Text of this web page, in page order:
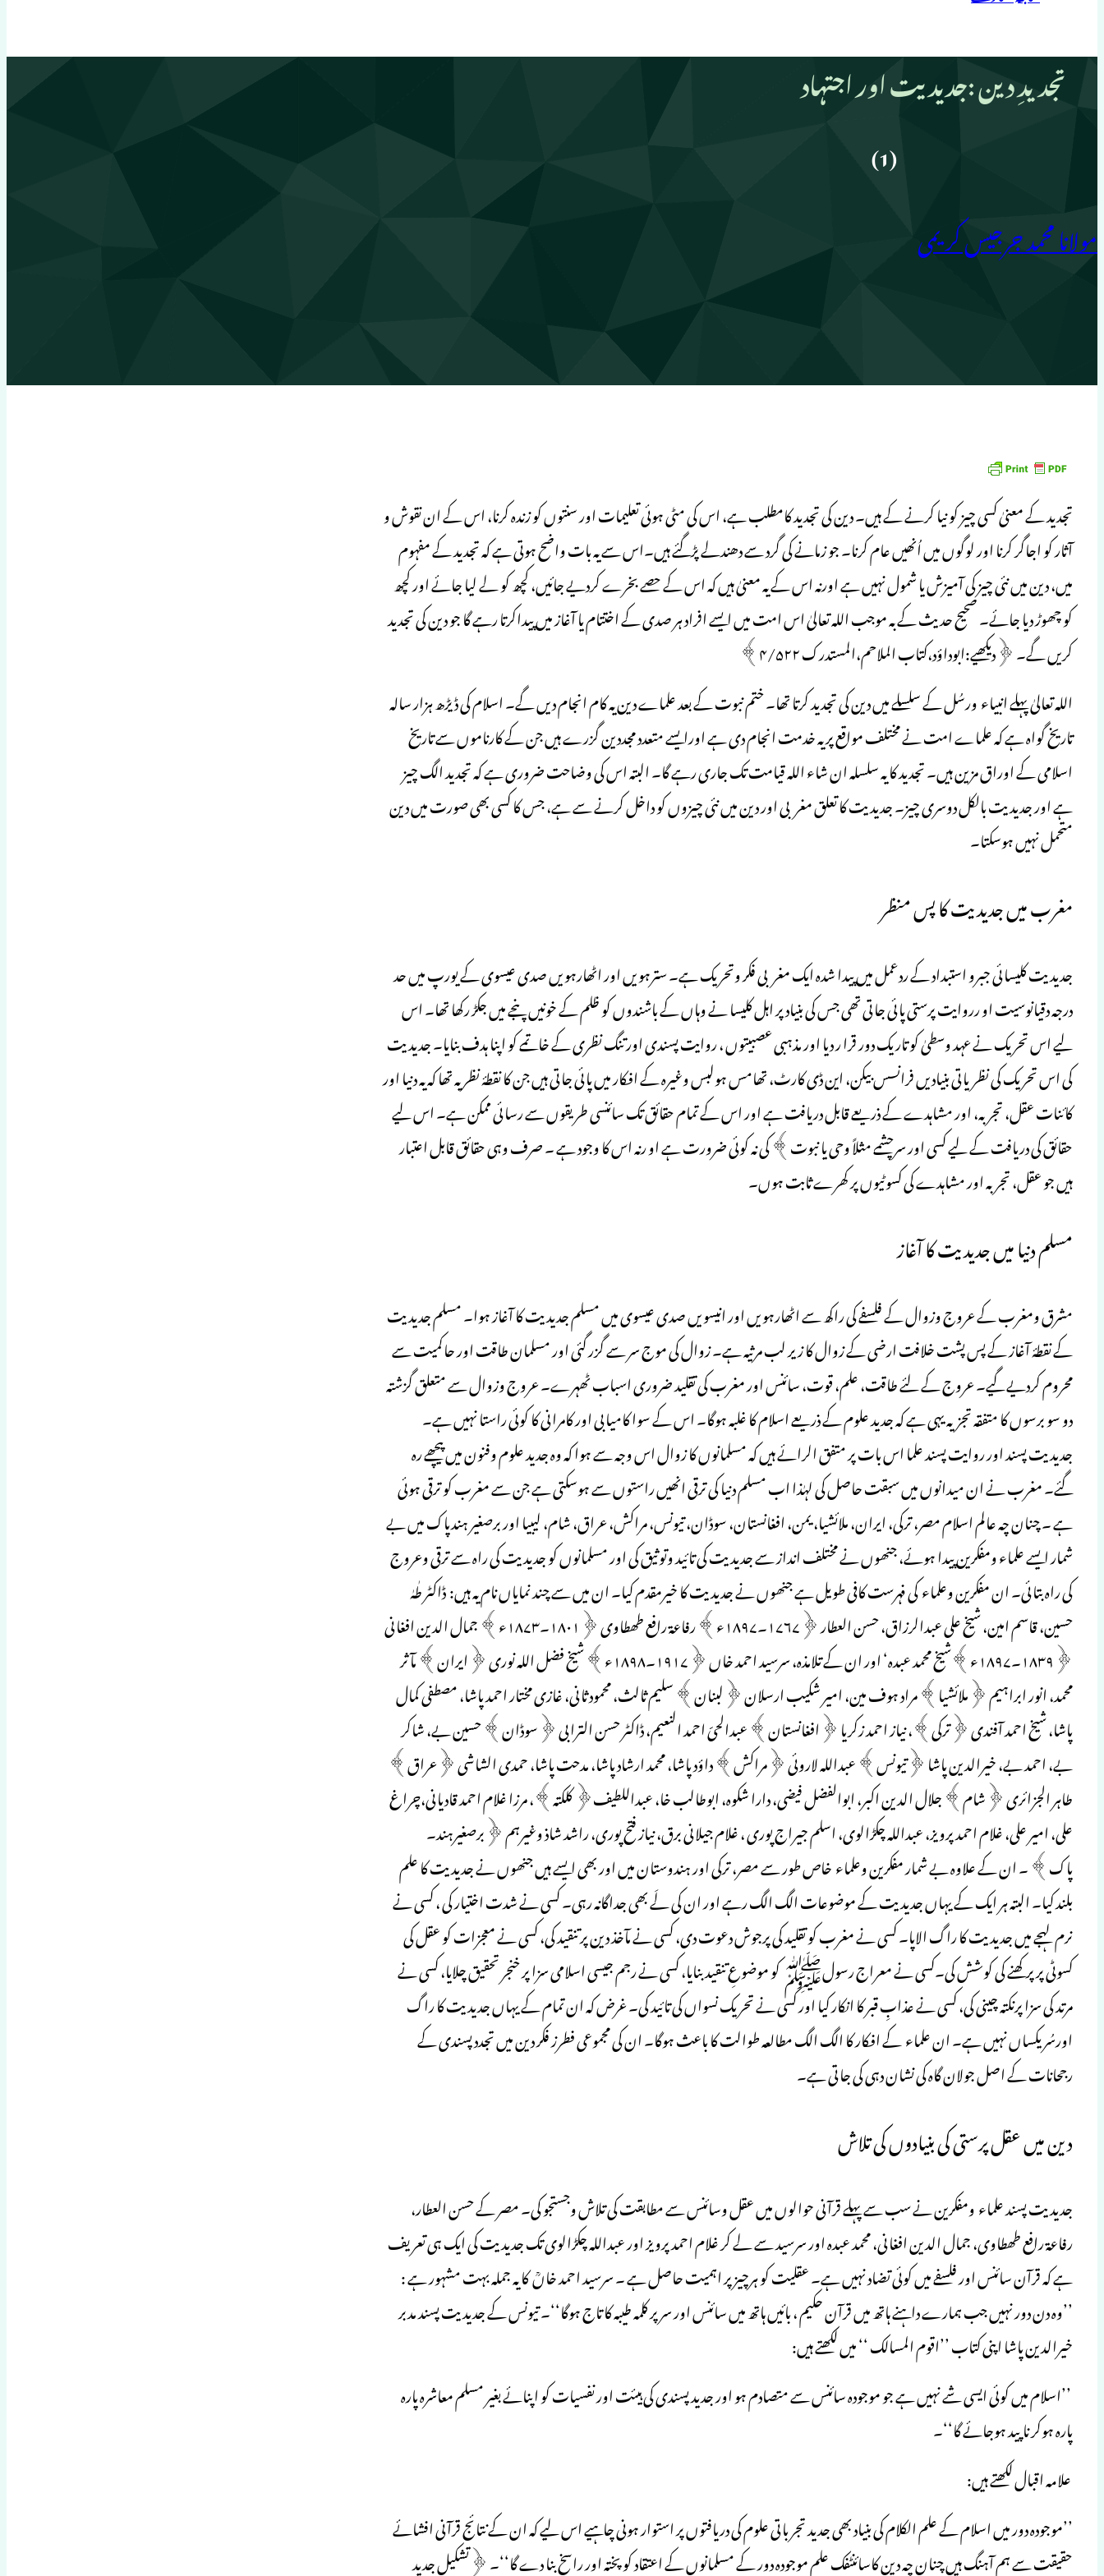
تجدیدِ دین :جدیدیت اور اجتہاد
(1)
مولانا محمد جرجیس کریمی
تجدید کے معنیٰ کسی چیز کو نیا کرنے کے ہیں۔ دین کی تجدید کامطلب ہے، اس کی مٹی ہوئی تعلیمات اور سنتوں کو زندہ کرنا، اس کے ان نقوش و
آثار کو اجاگر کرنا اور لوگوں میں اُنھیں عام کرنا۔ جو زمانے کی گرد سے دھندلے پڑگئے ہیں۔اس سے یہ بات واضح ہوتی ہے کہ تجدید کے مفہوم
میں، دین میں نئی چیز کی آمیزش یا شمول نہیں ہے اورنہ اس کے یہ معنیٰ ہیں کہ اس کے حصے بخرے کردیے جائیں، کچھ کو لے لیا جائے اور کچھ
کو چھوڑ دیا جائے۔ صحیح حدیث کے بہ موجب اللہ تعالیٰ اس امت میں ایسے افراد ہر صدی کے اختتام یا آغاز میں پیداکرتا رہے گا جو دین کی تجدید
کریں گے۔ ﴿دیکھیے:ابوداؤد،کتاب الملاحم،المستدرک ۴/۵۲۲﴾
اللہ تعالیٰ پہلے انبیاء ورسُل کے سلسلے میں دین کی تجدید کرتا تھا۔ ختم نبوت کے بعد علماے دین یہ کام انجام دیں گے۔ اسلام کی ڈیڑھ ہزار سالہ
تاریخ گواہ ہے کہ علماے امت نے مختلف مواقع پر یہ خدمت انجام دی ہے اورایسے متعدد مجددین گزرے ہیں جن کے کارناموں سے تاریخ
اسلامی کے اوراق مزین ہیں۔ تجدید کا یہ سلسلہ ان شاء اللہ قیامت تک جاری رہے گا۔ البتہ اس کی وضاحت ضروری ہے کہ تجدید الگ چیز
ہے اور جدیدیت بالکل دوسری چیز۔ جدیدیت کا تعلق مغربی اور دین میں نئی چیزوں کو داخل کرنے سے ہے، جس کا کسی بھی صورت میں دین
متحمل نہیں ہوسکتا۔
مغرب میں جدیدیت کا پس منظر
جدیدیت کلیسائی جبرو استبداد کے ردعمل میں پیدا شدہ ایک مغربی فکر وتحریک ہے۔ سترہویں اور اٹھارہویں صدی عیسوی کے یورپ میں حد
درجہ دقیانوسیت او رروایت پرستی پائی جاتی تھی جس کی بنیاد پر اہل کلیسا نے وہاں کے باشندوں کو ظلم کے خونیں پنجے میں جکڑ رکھا تھا۔ اس
لیے اس تحریک نے عہد وسطیٰ کو تاریک دور قرا ر دیا اور مذہبی عصبیتوں ، روایت پسندی اور تنگ نظری کے خاتمے کو اپنا ہدف بنایا۔ جدیدیت
کی اس تحریک کی نظریاتی بنیادیں فرانسس بیکن، این ڈی کارٹ، تھامس ہولبس وغیرہ کے افکار میں پائی جاتی ہیں جن کا نقطۂ نظر یہ تھا کہ یہ دنیا اور
کائنات عقل، تجربہ، اور مشاہدے کے ذریعے قابل دریافت ہے اور اس کے تمام حقائق تک سائنسی طریقوں سے رسائی ممکن ہے۔ اس لیے
حقائق کی دریافت کے لیے کسی اور سرچشمے مثلاً وحی یا نبوت﴾ کی نہ کوئی ضرورت ہے او رنہ اس کا وجود ہے ۔ صرف وہی حقائق قابل اعتبار
ہیں جو عقل، تجربہ اور مشاہدے کی کسوٹیوں پر کھرے ثابت ہوں۔
مسلم دنیا میں جدیدیت کا آغاز
مشرق ومغرب کے عروج وزوال کے فلسفے کی راکھ سے اٹھارہویں اور انیسویں صدی عیسوی میں مسلم جدیدیت کا آغاز ہوا۔ مسلم جدیدیت
کے نقطۂ آغاز کے پس پشت خلافت ارضی کے زوال کا زیر لب مرثیہ ہے۔ زوال کی موج سر سے گزر گئی اور مسلمان طاقت اور حاکمیت سے
محروم کردیے گیے۔ عروج کے لئے طاقت، علم، قوت، سائنس اور مغرب کی تقلید ضروری اسباب ٹھہرے۔ عروج وزوال سے متعلق گزشتہ
دو سو برسوں کا متفقہ تجزیہ یہی ہے کہ جدید علوم کے ذریعے اسلام کا غلبہ ہوگا۔ اس کے سوا کامیابی اور کامرانی کا کوئی راستا نہیں ہے۔
جدیدیت پسند اور روایت پسند علما اس بات پر متفق الرائے ہیں کہ مسلمانوں کا زوال اس وجہ سے ہوا کہ وہ جدید علوم وفنون میں پیچھے رہ
گئے۔ مغرب نے ان میدانوں میں سبقت حاصل کی لہٰذا اب مسلم دنیا کی ترقی انھیں راستوں سے ہوسکتی ہے جن سے مغرب کو ترقی ہوئی
ہے ۔ چنان چہ عالم اسلام مصر، ترکی، ایران، ملائشیا، یمن، افغانستان، سوڈان، تیونس، مراکش، عراق، شام، لیبیا اور برصغیر ہندپاک میں بے
شمار ایسے علماء ومفکرین پیدا ہوئے، جنھوں نے مختلف انداز سے جدیدیت کی تائید وتوثیق کی اور مسلمانوں کو جدیدیت کی راہ سے ترقی وعروج
کی راہ بتائی۔ ان مفکرین وعلماء کی فہرست کافی طویل ہے جنھوں نے جدیدیت کا خیرمقدم کیا۔ ان میں سے چند نمایاں نام یہ ہیں: ڈاکٹر طٰہٰ
حسین، قاسم امین، شیخ علی عبدالرزاق، حسن العطار ﴿۱۷۶۷۔۱۸۹۷ء﴾ رفاعۃ رافع طھطاوی ﴿۱۸۰۱۔۱۸۷۳ء﴾ جمال الدین افغانی
﴿۱۸۳۹۔۱۸۹۷ء﴾شیخ محمد عبدہ‘ اور ان کے تلامذہ، سرسید احمد خاں ﴿۱۹۱۷۔۱۸۹۸ء﴾ شیخ فضل اللہ نوری ﴿ایران﴾ مآثر
محمد، انور ابراہیم ﴿ملائشیا﴾ مراد ہوف مین، امیر شکیب ارسلان ﴿لبنان﴾ سلیم ثالث، محمود ثانی، غازی مختار احمد پاشا، مصطفی کمال
پاشا، شیخ احمد آفندی ﴿ترکی﴾، نیاز احمد زکریا ﴿افغانستان﴾ عبدالحیّ احمد النعیم، ڈاکٹر حسن الترابی ﴿سوڈان﴾ حسین بے، شاکر
بے، احمد بے، خیرالدین پاشا ﴿تیونس﴾ عبداللہ لاروئی ﴿مراکش﴾ داؤد پاشا، محمد ارشاد پاشا، مدحت پاشا، حمدی الشاشی ﴿عراق﴾
طاہر الجزائری ﴿شام﴾ جلال الدین اکبر، ابوالفضل فیضی، دارا شکوہ، ابوطالب خا، عبداللطیف﴿ کلکتہ﴾، مرزا غلام احمد قادیانی،چراغ
علی، امیر علی، غلام احمد پرویز، عبداللہ چکڑالوی، اسلم جیراج پوری ، غلام جیلانی برق، نیاز فتح پوری، راشد شاذ وغیرہم ﴿برصغیرہند۔
پاک﴾ ۔ ان کے علاوہ بے شمار مفکرین وعلماء خاص طور سے مصر، ترکی اور ہندوستان میں اور بھی ایسے ہیں جنھوں نے جدیدیت کا علم
بلند کیا۔ البتہ ہر ایک کے یہاں جدیدیت کے موضوعات الگ الگ رہے اور ان کی لَے بھی جداگانہ رہی۔ کسی نے شدت اختیار کی ، کسی نے
نرم لہجے میں جدیدیت کا راگ الاپا۔ کسی نے مغرب کو تقلید کی پرجوش دعوت دی، کسی نے مآخذ دین پر تنقید کی، کسی نے معجزات کو عقل کی
کسوٹی پر پرکھنے کی کوشش کی۔کسی نے معراج رسولﷺ کو موضوعِ تنقید بنایا، کسی نے رجم جیسی اسلامی سزا پر خنجر تحقیق چلایا، کسی نے
مرتد کی سزا پرنکتہ چینی کی، کسی نے عذابِ قبر کا انکار کیا اور کسی نے تحریک نسواں کی تائید کی۔ غرض کہ ان تمام کے یہاں جدیدیت کا راگ
اورسُر یکساں نہیں ہے۔ ان علماء کے افکار کا الگ الگ مطالعہ طوالت کا باعث ہوگا۔ ان کی مجموعی فطرز فکر دین میں تجدد پسندی کے
رجحانات کے اصل جولان گاہ کی نشان دہی کی جاتی ہے۔
دین میں عقل پرستی کی بنیادوں کی تلاش
جدیدیت پسند علماء ومفکرین نے سب سے پہلے قرآنی حوالوں میں عقل وسائنس سے مطابقت کی تلاش وجستجو کی۔ مصر کے حسن العطار،
رفاعۃ رافع طھطاوی، جمال الدین افغانی، محمد عبدہ اور سرسید سے لے کر غلام احمد پرویز اور عبداللہ چکڑالوی تک جدیدیت کی ایک ہی تعریف
ہے کہ قرآن سائنس اور فلسفے میں کوئی تضاد نہیں ہے۔ عقلیت کو ہرچیز پر اہمیت حاصل ہے ۔ سرسید احمد خاںؒ کا یہ جملہ بہت مشہور ہے :
’’وہ دن دور نہیں جب ہمارے داہنے ہاتھ میں قرآن حکیم ، بائیں ہاتھ میں سائنس اور سر پر کلمہ طیبہ کا تاج ہوگا‘‘۔ تیونس کے جدیدیت پسند مدبر
خیرالدین پاشا اپنی کتاب ’’اقوم المسالک ‘‘ میں لکھتے ہیں:
’’اسلام میں کوئی ایسی شے نہیں ہے جو موجودہ سائنس سے متصادم ہو اور جدید پسندی کی ہیئت اور نفسیات کو اپنائے بغیر مسلم معاشرہ پارہ
پارہ ہوکر ناپید ہوجائے گا‘‘۔
علامہ اقبال لکھتے ہیں:
’’موجودہ دور میں اسلام کے علم الکلام کی بنیاد بھی جدید تجرباتی علوم کی دریافتوں پر استوار ہونی چاہیے اس لیے کہ ان کے نتائج قرآنی افشائے
حقیقت سے ہم آہنگ ہیں چنان چہ دین کاسائنٹفک علم موجودہ دور کے مسلمانوں کے اعتقاد کو پختہ اور راسخ بنا دے گا‘‘۔ ﴿تشکیل جدید